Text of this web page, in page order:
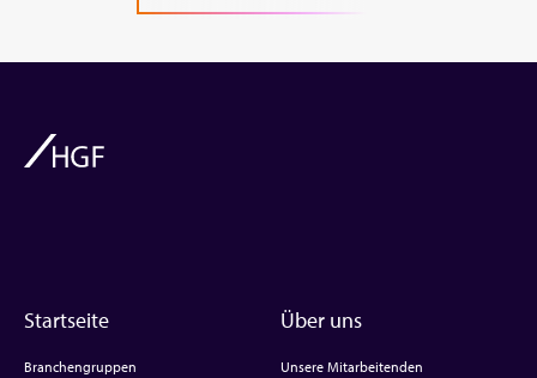
Startseite
Branchengruppen
Über uns
Unsere Mitarbeitenden